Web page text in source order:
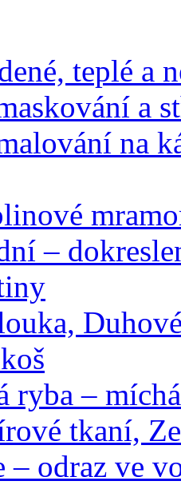
teplé a
a
na
–
ryba –
tkaní,
– odraz ve